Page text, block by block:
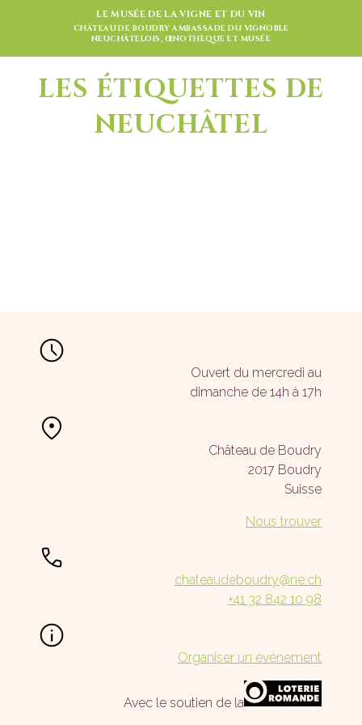
LE MUSÉE DE LA VIGNE ET DU VIN
CHÂTEAU DE BOUDRY AMBASSADE DU VIGNOBLE
NEUCHÂTELOIS, ŒNOTHÈQUE ET MUSÉE
LES ÉTIQUETTES DE
NEUCHÂTEL
Ouvert du mercredi au
dimanche de 14h à 17h
Château de Boudry
2017 Boudry
Suisse
Nous trouver
chateaudeboudry@ne.ch
+41 32 842 10 98
Organiser un événement
Avec le soutien de la